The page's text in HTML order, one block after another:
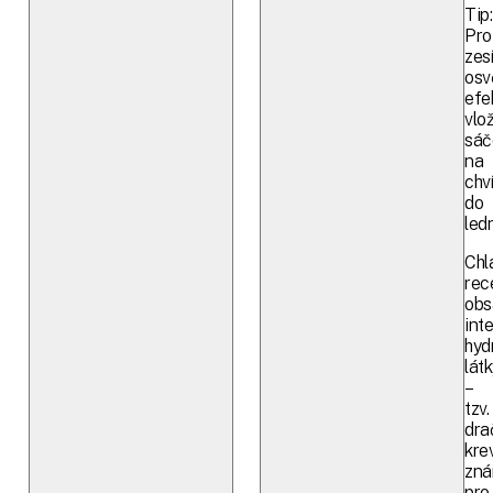
Tip:
Pro
na
do
–
tzv.